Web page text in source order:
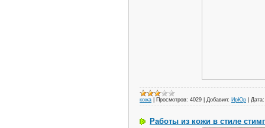
кожа Просмотров: 4029 Добавил: ИрЮр Дата:
Работы из кожи в стиле